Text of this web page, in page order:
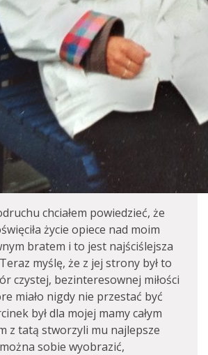
chciałem powiedzieć, że
życie opiece nad moim
bratem i to jest najściślejsza
myślę, że z jej strony był to
czystej, bezinteresownej miłości
miało nigdy nie przestać być
był dla mojej mamy całym
z tatą stworzyli mu najlepsze
sobie wyobrazić,